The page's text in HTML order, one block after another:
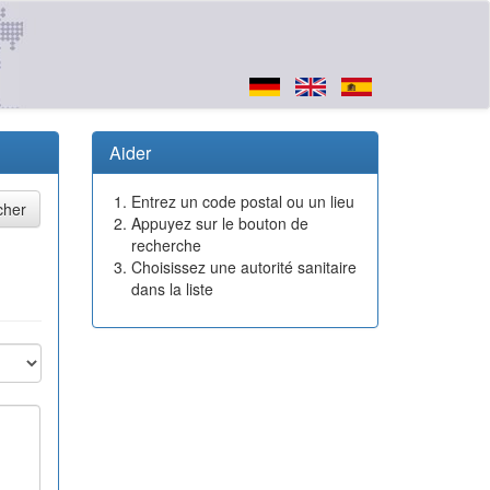
Aider
Entrez un code postal ou un lieu
Appuyez sur le bouton de
recherche
Choisissez une autorité sanitaire
dans la liste